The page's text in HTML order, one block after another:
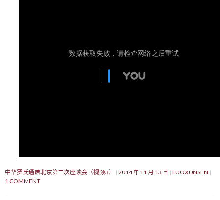
中华罗氏通谱北京第二次座谈会（视频3） 2014 年 11 月 13 日
LUOXUNSEN
1 COMMENT